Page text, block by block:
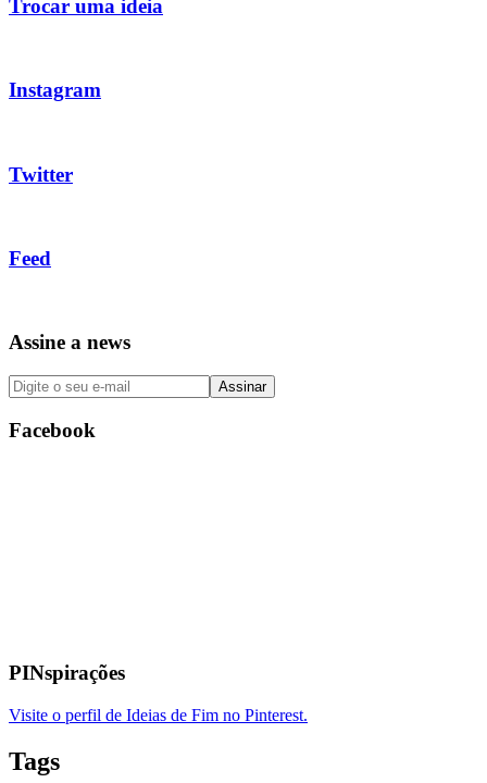
Trocar uma ideia
Instagram
Twitter
Feed
Assine a news
Facebook
PINspirações
Visite o perfil de Ideias de Fim no Pinterest.
Tags